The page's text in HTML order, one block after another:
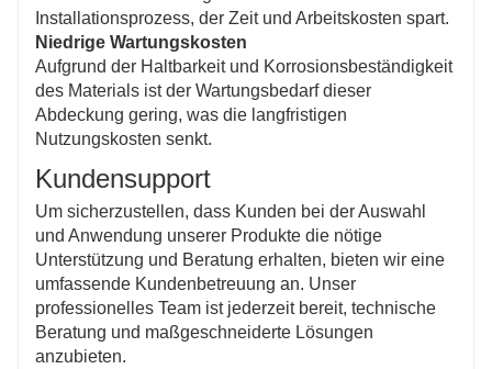
Installationsprozess, der Zeit und Arbeitskosten spart.
Niedrige Wartungskosten
Aufgrund der Haltbarkeit und Korrosionsbeständigkeit
des Materials ist der Wartungsbedarf dieser
Abdeckung gering, was die langfristigen
Nutzungskosten senkt.
Kundensupport
Um sicherzustellen, dass Kunden bei der Auswahl
und Anwendung unserer Produkte die nötige
Unterstützung und Beratung erhalten, bieten wir eine
umfassende Kundenbetreuung an. Unser
professionelles Team ist jederzeit bereit, technische
Beratung und maßgeschneiderte Lösungen
anzubieten.